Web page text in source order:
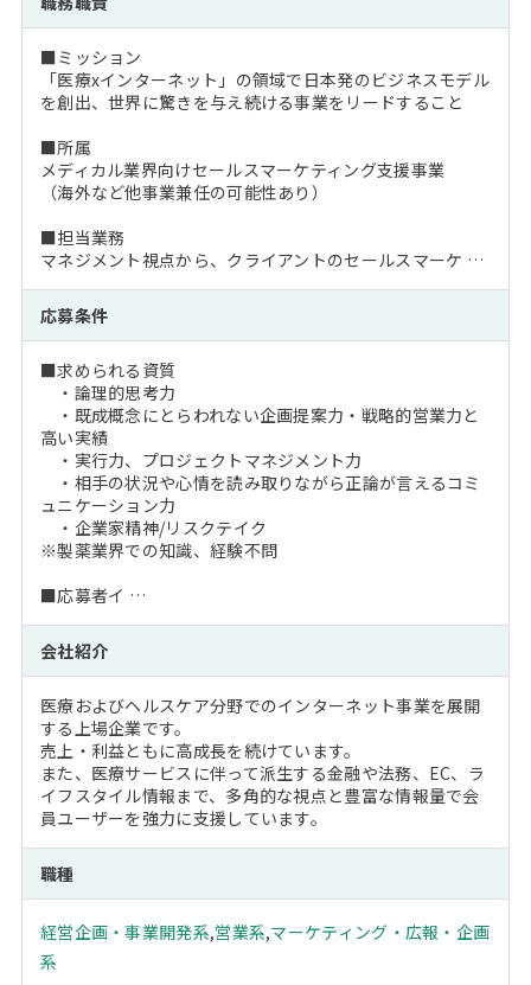
■ミッション
「医療xインターネット」の領域で日本発のビジネスモデル
を創出、世界に驚きを与え続ける事業をリードすること
■所属
メディカル業界向けセールスマーケティング支援事業
（海外など他事業兼任の可能性あり）
■担当業務
マネジメント視点から、クライアントのセールスマーケ …
応募条件
■求められる資質
・論理的思考力
・既成概念にとらわれない企画提案力・戦略的営業力と
高い実績
・実行力、プロジェクトマネジメント力
・相手の状況や心情を読み取りながら正論が言えるコミ
ュニケーション力
・企業家精神/リスクテイク
※製薬業界での知識、経験不問
■応募者イ …
会社紹介
医療およびヘルスケア分野でのインターネット事業を展開
する上場企業です。
売上・利益ともに高成長を続けています。
また、医療サービスに伴って派生する金融や法務、EC、ラ
イフスタイル情報まで、多角的な視点と豊富な情報量で会
員ユーザーを強力に支援しています。
職種
経営企画・事業開発系,営業系,マーケティング・広報・企画
系